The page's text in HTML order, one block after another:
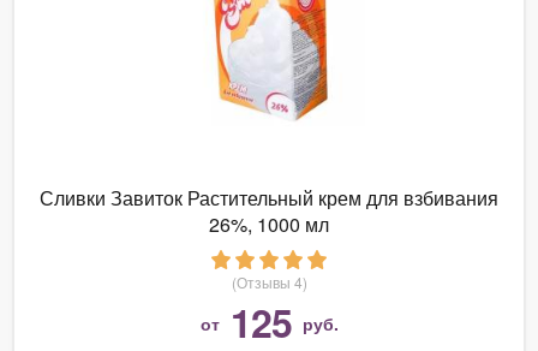
Сливки Завиток Растительный крем для взбивания
26%, 1000 мл
(Отзывы 4)
от 125 руб.